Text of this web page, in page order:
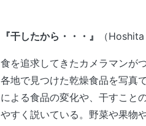
『干したから・・・』 （
食を追求してきたカメラマンが
各地で見つけた乾燥食品を写真
による食品の変化や、干すこと
やすく説いている。野菜や果物